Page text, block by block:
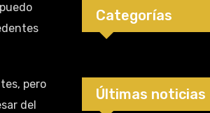
pero
del
Categorías
Últimas noticias